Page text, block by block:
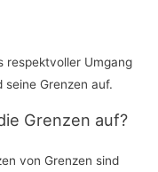
respektvoller Umgang
Grenzen auf.
Grenzen auf?
von Grenzen sind